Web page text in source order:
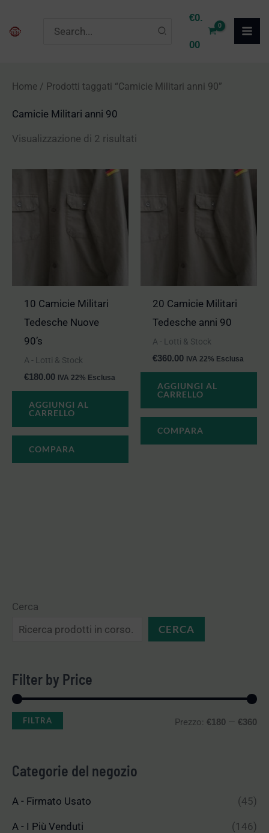
per:
€0.
00
Cerca
CERCA
Filter by Price
FILTRA Prezzo: €180 — €360
Categorie del negozio
A - Firmato Usato (45)
A - I Più Venduti (146)
Home / Prodotti taggati “Camicie Militari anni 90”
Camicie Militari anni 90
Visualizzazione di 2 risultati
10 Camicie Militari
Tedesche Nuove
90’s
A - Lotti & Stock
€180.00 IVA 22% Esclusa
AGGIUNGI AL
CARRELLO
COMPARA
20 Camicie Militari
Tedesche anni 90
A - Lotti & Stock
€360.00 IVA 22% Esclusa
AGGIUNGI AL
CARRELLO
COMPARA